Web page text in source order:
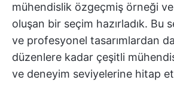
mühendislik özgeçmiş örneği
oluşan bir seçim hazırladık. Bu
ve profesyonel tasarımlardan
düzenlere kadar çeşitli
ve deneyim seviyelerine hitap